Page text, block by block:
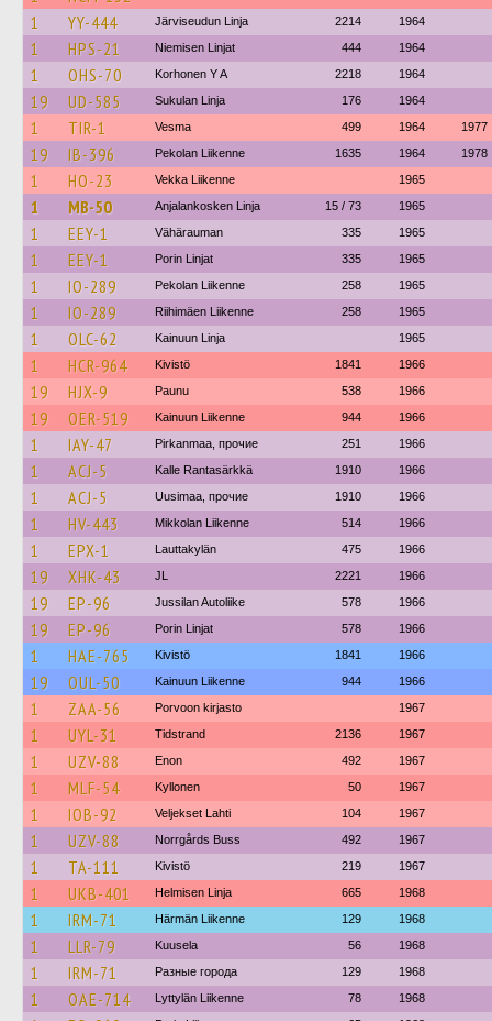
1 YY-444 Järviseudun Linja 2214 1964
1 HPS-21 Niemisen Linjat 444 1964
1 OHS-70 Korhonen Y A 2218 1964
19 UD-585 Sukulan Linja 176 1964
1 TIR-1 Vesma 499 1964 1977
19 IB-396 Pekolan Liikenne 1635 1964 1978
1 HO-23 Vekka Liikenne 1965
1 MB-50 Anjalankosken Linja 15 / 73 1965
1 EEY-1 Vähärauman 335 1965
1 EEY-1 Porin Linjat 335 1965
1 IO-289 Pekolan Liikenne 258 1965
1 IO-289 Riihimäen Liikenne 258 1965
1 OLC-62 Kainuun Linja 1965
1 HCR-964 Kivistö 1841 1966
19 HJX-9 Paunu 538 1966
19 OER-519 Kainuun Liikenne 944 1966
1 IAY-47 Pirkanmaa, прочие 251 1966
1 ACJ-5 Kalle Rantasärkkä 1910 1966
1 ACJ-5 Uusimaa, прочие 1910 1966
1 HV-443 Mikkolan Liikenne 514 1966
1 EPX-1 Lauttakylän 475 1966
19 XHK-43 JL 2221 1966
19 EP-96 Jussilan Autoliike 578 1966
19 EP-96 Porin Linjat 578 1966
1 HAE-765 Kivistö 1841 1966
19 OUL-50 Kainuun Liikenne 944 1966
1 ZAA-56 Porvoon kirjasto 1967
1 UYL-31 Tidstrand 2136 1967
1 UZV-88 Enon 492 1967
1 MLF-54 Kyllonen 50 1967
1 IOB-92 Veljekset Lahti 104 1967
1 UZV-88 Norrgårds Buss 492 1967
1 TA-111 Kivistö 219 1967
1 UKB-401 Helmisen Linja 665 1968
1 IRM-71 Härmän Liikenne 129 1968
1 LLR-79 Kuusela 56 1968
1 IRM-71 Разные города 129 1968
1 OAE-714 Lyttylän Liikenne 78 1968